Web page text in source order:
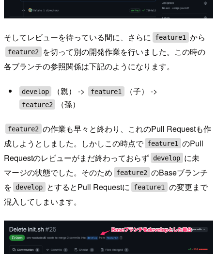
そしてレビューを待っている間に、さらに feature1 から
feature2
を切って別の開発作業を行いました。この時の
各ブランチの参照関係は下記のようになります。
develop （親） -> feature1 （子） ->
feature2 （孫）
feature2 の作業も早々と終わり、これのPull Requestも作
成しようとしました。しかしこの時点で feature1
のPull
Requestのレビューがまだ終わっておらず develop に未
マージの状態でした。そのため
feature2 のBaseブランチ
を
develop とするとPull Requestに feature1
の変更まで
混入してしまいます。